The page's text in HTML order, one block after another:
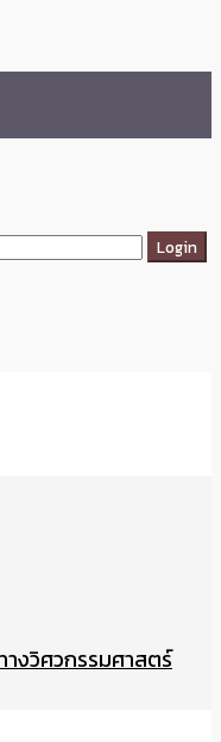
งวิศวกรรมศาสตร์